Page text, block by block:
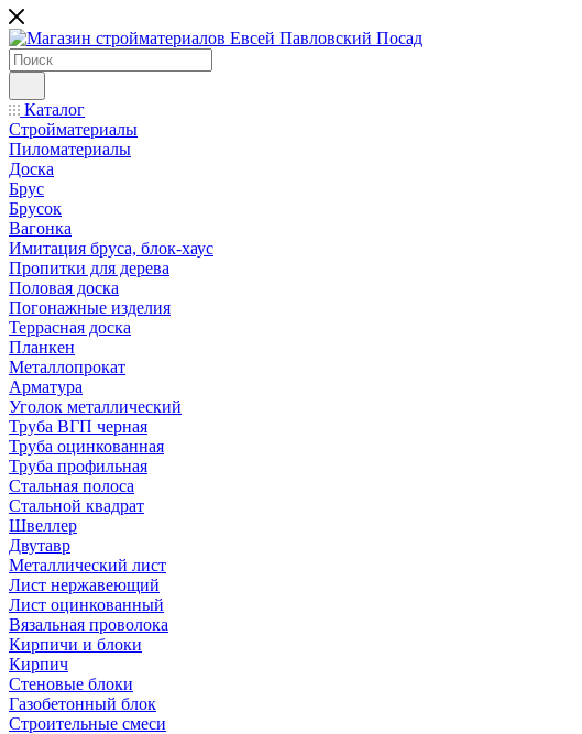
Каталог
Стройматериалы
Пиломатериалы
Доска
Брус
Брусок
Вагонка
Имитация бруса, блок-хаус
Пропитки для дерева
Половая доска
Погонажные изделия
Террасная доска
Планкен
Металлопрокат
Арматура
Уголок металлический
Труба ВГП черная
Труба оцинкованная
Труба профильная
Стальная полоса
Стальной квадрат
Швеллер
Двутавр
Металлический лист
Лист нержавеющий
Лист оцинкованный
Вязальная проволока
Кирпичи и блоки
Кирпич
Стеновые блоки
Газобетонный блок
Строительные смеси